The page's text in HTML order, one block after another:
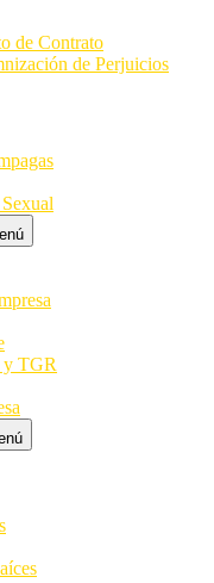
de Contrato
de Perjuicios
y TGR